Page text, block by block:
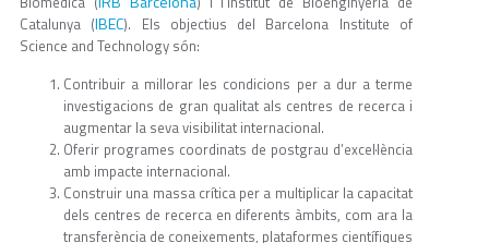
Catalunya (IBEC). Els objectius del Barcelona Institute of
Science and Technology són:
Contribuir a millorar les condicions per a dur a terme
investigacions de gran qualitat als centres de recerca i
augmentar la seva visibilitat internacional.
Oferir programes coordinats de postgrau d’excel·lència
amb impacte internacional.
Construir una massa crítica per a multiplicar la capacitat
dels centres de recerca en diferents àmbits, com ara la
transferència de coneixements, plataformes científiques